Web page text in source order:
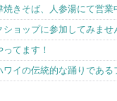
きそば、人参湯にて営業
ョップに参加してみませ
てます！
ワイの伝統的な踊りであ